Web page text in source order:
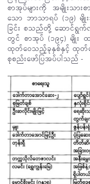
စာအုပ်များကို အမျိုးသ
သော ဘာသာရပ် (၁၉) မျို
ခြင်း စသည်တို့ ဆောင်ရွက်
တွင် စာအုပ် (၁၉၄) မျိုး ထ
ထုတ်ဝေသည့်ခုနှစ်နှင့် ထုတ်
စုစည်းဖော်ပြအပ်ပါသည် -